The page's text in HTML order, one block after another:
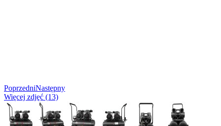
PoprzedniNastępny
Więcej zdjęć (13)